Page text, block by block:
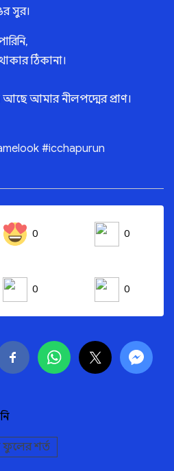
সুর।
ঠিকানা।
আমার নীলপদ্মের প্রাণ।
#icchapurun
0 0
0 0
শর্ত